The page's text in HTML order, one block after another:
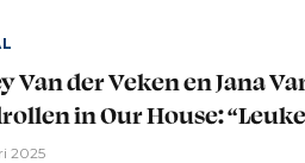
Van der Veken en Jana
in Our House:
2025